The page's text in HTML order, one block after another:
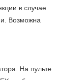
в случае
Возможна
На пульте